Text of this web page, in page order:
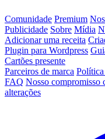
Comunidade Premium
Publicidade Sobre Mídia
Adicionar uma receita
Plugin para Wordpress
Cartões presente
Parceiros de marca
FAQ Nosso compromisso
alterações